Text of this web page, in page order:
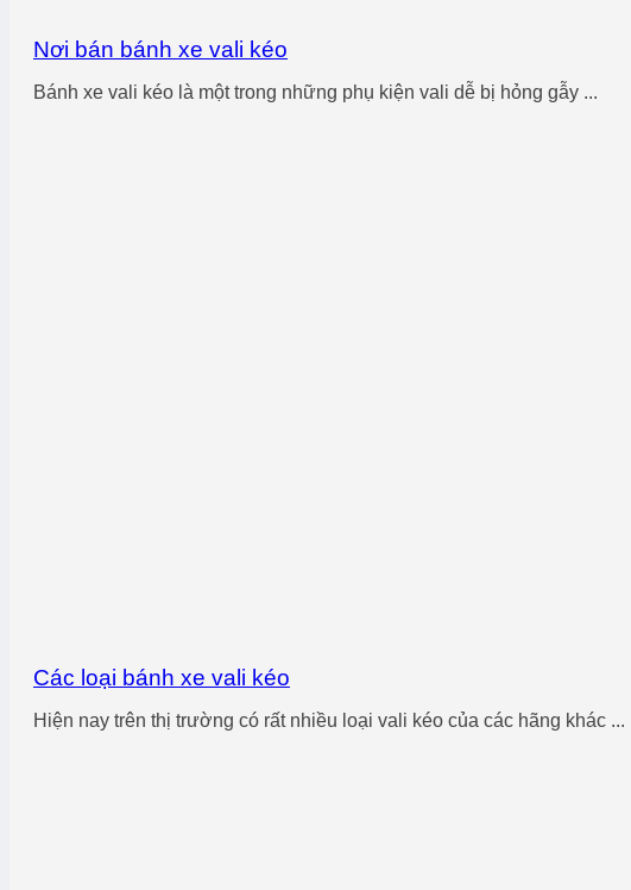
Nơi bán bánh xe vali kéo
Bánh xe vali kéo là một trong những phụ kiện vali dễ bị hỏng gẫy ...
Các loại bánh xe vali kéo
Hiện nay trên thị trường có rất nhiều loại vali kéo của các hãng khác ...